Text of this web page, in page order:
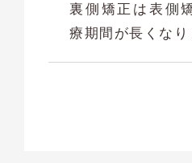
裏側矯正は表側
療期間が長くなり